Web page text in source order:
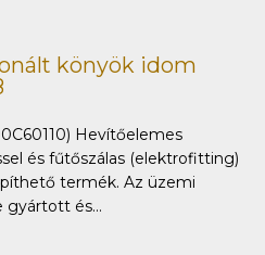
könyök idom
Hevítőelemes
és fűtőszálas (elektrofitting)
termék. Az üzemi
gyártott és...